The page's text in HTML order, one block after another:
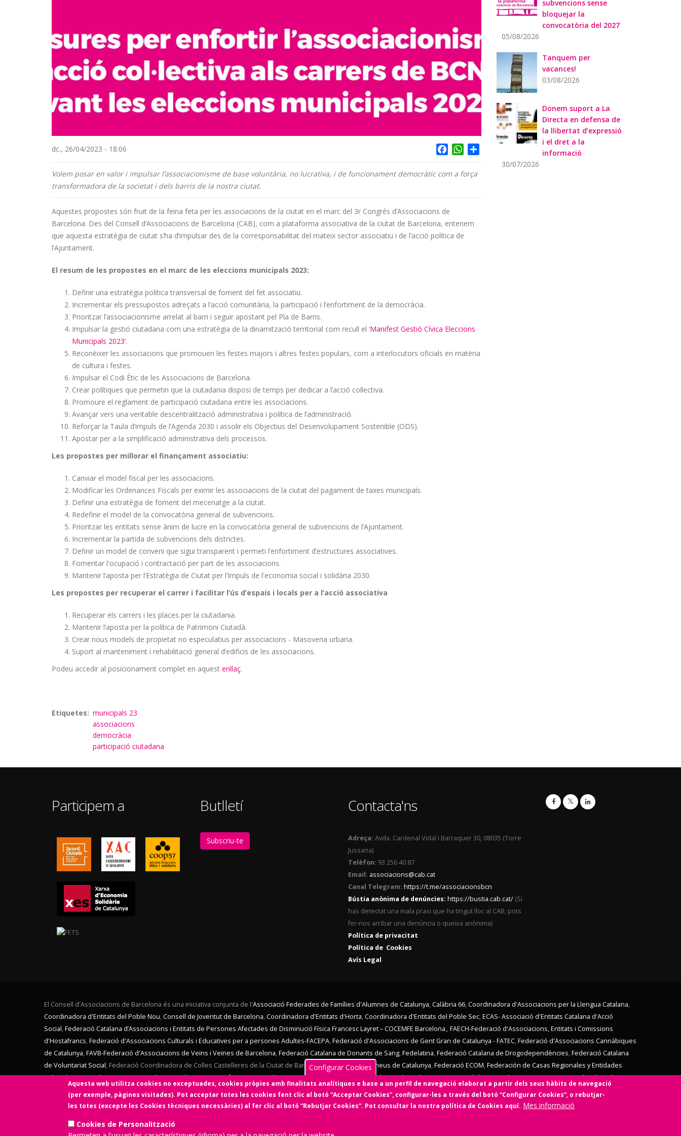
dc., 26/04/2023 - 18:06 FacebookWhatsApp
Volem posar en valor i impulsar l’associacionisme de base voluntària, no lucrativa, i de funcionament democràtic com a força
transformadora de la societat i dels barris de la nostra ciutat.
Aquestes propostes són fruit de la feina feta per les associacions de la ciutat en el marc del 3r Congrés d’Associacions de
Barcelona. Des del Consell d’Associacions de Barcelona (CAB), com a plataforma associativa de la ciutat de Barcelona, entenem
que aquesta estratègia de ciutat s’ha d’impulsar des de la corresponsabilitat del mateix sector associatiu i de l’acció política de
l’Ajuntament.
El resum de les propostes en el marc de les eleccions municipals 2023:
Definir una estratègia política transversal de foment del fet associatiu.
Incrementar els pressupostos adreçats a l’acció comunitària, la participació i l’enfortiment de la democràcia.
Prioritzar l’associacionisme arrelat al barri i seguir apostant pel Pla de Barris.
Impulsar la gestió ciutadana com una estratègia de la dinamització territorial com recull el ‘Manifest Gestió Cívica Eleccions
Municipals 2023’.
Reconèixer les associacions que promouen les festes majors i altres festes populars, com a interlocutors oficials en matèria
de cultura i festes.
Impulsar el Codi Ètic de les Associacions de Barcelona.
Crear polítiques que permetin que la ciutadania disposi de temps per dedicar a l’acció col·lectiva.
Promoure el reglament de participació ciutadana entre les associacions.
Avançar vers una veritable descentralització administrativa i política de l’administració.
Reforçar la Taula d’impuls de l’Agenda 2030 i assolir els Objectius del Desenvolupament Sostenible (ODS).
Apostar per a la simplificació administrativa dels processos.
Les propostes per millorar el finançament associatiu:
Canviar el model fiscal per les associacions.
Modificar les Ordenances Fiscals per eximir les associacions de la ciutat del pagament de taxes municipals.
Definir una estratègia de foment del mecenatge a la ciutat.
Redefinir el model de la convocatòria general de subvencions.
Prioritzar les entitats sense ànim de lucre en la convocatòria general de subvencions de l’Ajuntament.
Incrementar la partida de subvencions dels districtes.
Definir un model de conveni que sigui transparent i permeti l’enfortiment d’estructures associatives.
Fomentar l'ocupació i contractació per part de les associacions.
Mantenir l’aposta per l’Estratègia de Ciutat per l’Impuls de l'economia social i solidària 2030.
Les propostes per recuperar el carrer i facilitar l’ús d’espais i locals per a l’acció associativa
Recuperar els carrers i les places per la ciutadania.
Mantenir l’aposta per la política de Patrimoni Ciutadà.
Crear nous models de propietat no especulatius per associacions - Masoveria urbana.
Suport al manteniment i rehabilitació general d’edificis de les associacions.
Podeu accedir al posicionament complet en aquest enllaç.
Etiquetes
municipals 23
associacions
democràcia
participació ciutadana
subvencions sense
bloquejar la
convocatòria del 2027
05/08/2026
Tanquem per
vacances!
03/08/2026
Donem suport a La
Directa en defensa de
la llibertat d’expressió
i el dret a la
informació
30/07/2026
Participem a Butlletí
Subscriu-te
Contacta'ns
Adreça: Avda. Cardenal Vidal i Barraquer 30, 08035 (Torre
Jussana)
Telèfon: 93 256 40 87
Email: associacions@cab.cat
Canal Telegram: https://t.me/associacionsbcn
Bústia anònima de denúncies: https://bustia.cab.cat/ (Si
has detectat una mala praxi que ha tingut lloc al CAB, pots
fer-nos arribar una denúncia o queixa anònima)
Política de privacitat
Política de Cookies
Avís Legal
El Consell d'Associacions de Barcelona és una iniciativa conjunta de l'Associació Federades de Famílies d'Alumnes de Catalunya,Calàbria 66,Coordinadora d'Associacions per la Llengua Catalana,
Coordinadora d'Entitats del Poble Nou,Consell de Joventut de Barcelona,Coordinadora d'Entitats d'Horta,Coordinadora d'Entitats del Poble Sec,ECAS- Associació d'Entitats Catalana d'Acció
Social,Federació Catalana d’Associacions i Entitats de Persones Afectades de Disminució Física Francesc Layret – COCEMFE Barcelona,,FAECH-Federació d'Associacions, Entitats i Comissions
d'Hostafrancs,Federació d'Associacions Culturals i Educatives per a persones Adultes-FACEPA,Federació d'Associacions de Gent Gran de Catalunya - FATEC,Federació d'Associacions Cannàbiques
de Catalunya,FAVB-Federació d'Associacions de Veïns i Veïnes de Barcelona,Federació Catalana de Donants de Sang,Fedelatina,Federació Catalana de Drogodependències,Federació Catalana
de Voluntariat Social, Federació Coordinadora de Colles Castelleres de la Ciutat de Barcelona,Federació d'Ateneus de Catalunya,Federació ECOM,Federación de Casas Regionales y Entidades
Culturales en Catalunya,Secretariat d'Entitats de Sants Hostafrancs i La Bordeta,SOS Racisme Taula d'Entitats de Sarrià,Taula Eix Pere IV,Unió d'Entitats de La Marina,Vern (Coordinadora d'Entitats
de La Verneda)
Xarxa d'Economia Solidària . El Consell d'Associacions de Barcelona manté un conveni de col·laboració amb l' Ens de l'Asociacionisme Cultural - ENS
Coordinadora
Catalana de Fundacions
. El Consell d'Associacions de Barcelona és membre de Xarxa d'Economia Solidària ,FETS – Finançament Ètic i Solidari Associació SinergiaTIC Coop57 i de
Configurar Cookies
Aquesta web utilitza cookies no exceptuades, cookies pròpies amb finalitats analítiques e base a un perfil de navegació elaborat a partir dels seus hàbits de navegació
(per exemple, pàgines visitades). Pot acceptar totes les cookies fent clic al botó “Acceptar Cookies”, configurar-les a través del botó “Configurar Cookies”, o rebutjar-
les totes (excepte les Cookies tècniques necessàries) al fer clic al botó “Rebutjar Cookies”. Pot consultar la nostra política de Cookies aquí. Mes informació
Cookies de Personalització